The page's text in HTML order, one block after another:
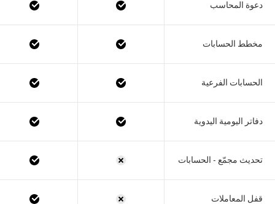
دعوة المحاسب
مخطط الحسابات
الحسابات الفرعية
دفاتر اليومية اليدوية
تحديث مجمّع - الحسابات
قفل المعاملات